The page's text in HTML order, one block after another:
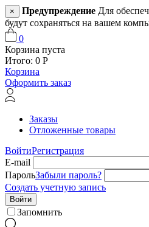
× Предупреждение Для
будут сохраняться на вашем
0
Корзина пуста
Итого: 0 Р
Корзина
Оформить заказ
Заказы
Отложенные товары
ВойтиРегистрация
E-mail
ПарольЗабыли пароль?
Создать учетную запись
Войти
Запомнить